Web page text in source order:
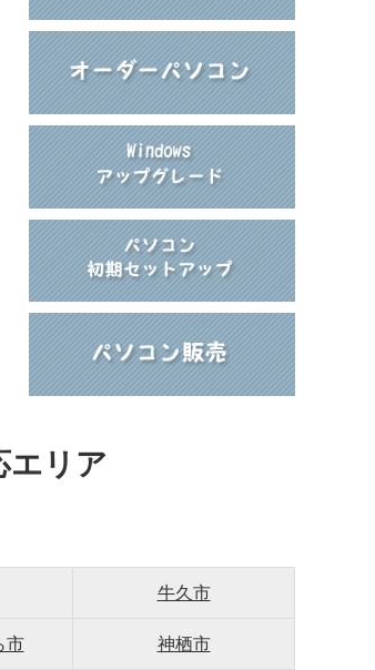
エリア
牛久市
市 神栖市